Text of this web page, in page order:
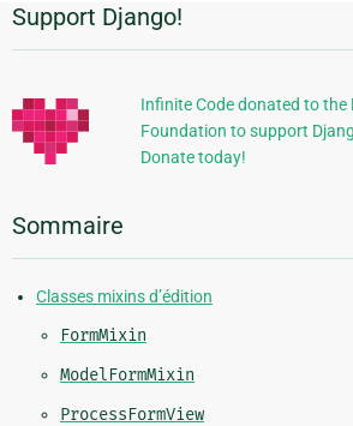
Informations
supplémentaires
Support Django!
Infinite Code donated to
Foundation to support
Donate today!
Sommaire
Classes mixins d’édition
FormMixin
ModelFormMixin
ProcessFormView